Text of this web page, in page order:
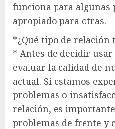
funciona para algunas
apropiado para otras.
*¿Qué tipo de relación
* Antes de decidir usar
evaluar la calidad de
actual. Si estamos
problemas o
relación, es
problemas de frente y